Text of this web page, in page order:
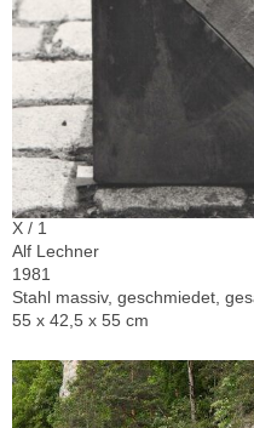
X / 1
Alf Lechner
1981
Stahl massiv, geschmiedet,
55 x 42,5 x 55 cm